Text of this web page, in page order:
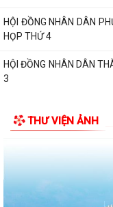
HỘI ĐỒNG NHÂN DÂN
HỌP THỨ 4
HỘI ĐỒNG NHÂN DÂN
3
THƯ VIỆN ẢNH